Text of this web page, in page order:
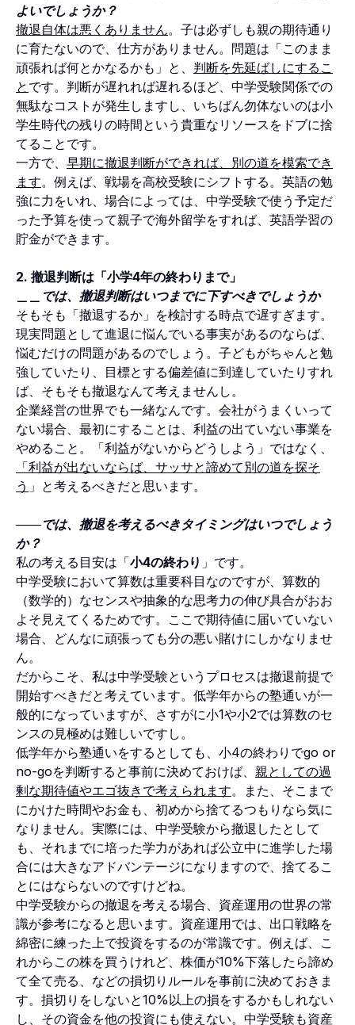
よいでしょうか？
撤退自体は悪くありません。子は必ずしも親の期待通り
に育たないので、仕方がありません。問題は「このまま
頑張れば何とかなるかも」と、 判断を先延ばしにするこ
と です。判断が遅れれば遅れるほど、中学受験関係での
無駄なコストが発生しますし、いちばん勿体ないのは小
学生時代の残りの時間という貴重なリソースをドブに捨
てることです。
一方で、 早期に撤退判断ができれば、別の道を模索でき
ます。例えば、戦場を高校受験にシフトする。英語の勉
強に力をいれ、場合によっては、中学受験で使う予定だ
った予算を使って親子で海外留学をすれば、英語学習の
貯金ができます。
2. 撤退判断は「小学4年の終わりまで」
＿＿では、撤退判断はいつまでに下すべきでしょうか
そもそも「撤退するか」を検討する時点で遅すぎます。
現実問題として進退に悩んでいる事実があるのならば、
悩むだけの問題があるのでしょう。子どもがちゃんと勉
強していたり、目標とする偏差値に到達していたりすれ
ば、そもそも撤退なんて考えませんし。
企業経営の世界でも一緒なんです。会社がうまくいって
ない場合、最初にすることは、利益の出ていない事業を
やめること。「利益がないからどうしよう」ではなく、
「利益が出ないならば、サッサと諦めて別の道を探そ
う 」と考えるべきだと思います。
――では、撤退を考えるべきタイミングはいつでしょう
か？
私の考える目安は「小4の終わり 」です。
中学受験において算数は重要科目なのですが、算数的
（数学的）なセンスや抽象的な思考力の伸び具合がおお
よそ見えてくるためです。ここで期待値に届いていない
場合、どんなに頑張っても分の悪い賭けにしかなりませ
ん。
だからこそ、私は中学受験というプロセスは撤退前提で
開始すべきだと考えています。低学年からの塾通いが一
般的になっていますが、さすがに小1や小2では算数のセ
ンスの見極めは難しいですし。
低学年から塾通いをするとしても、小4の終わりでgo or
no-goを判断すると事前に決めておけば、 親としての過
剰な期待値やエゴ抜きで考えられます。また、そこまで
にかけた時間やお金も、初めから捨てるつもりなら気に
なりません。実際には、中学受験から撤退したとして
も、それまでに培った学力があれば公立中に進学した場
合には大きなアドバンテージになりますので、捨てるこ
とにはならないのですけどね。
中学受験からの撤退を考える場合、資産運用の世界の常
識が参考になると思います。資産運用では、出口戦略を
綿密に練った上で投資をするのが常識です。例えば、こ
れからこの株を買うけれど、株価が10%下落したら諦め
て全て売る、などの損切りルールを事前に決めておきま
す。損切りをしないと10%以上の損をするかもしれない
し、その資金を他の投資にも使えない。中学受験も資産